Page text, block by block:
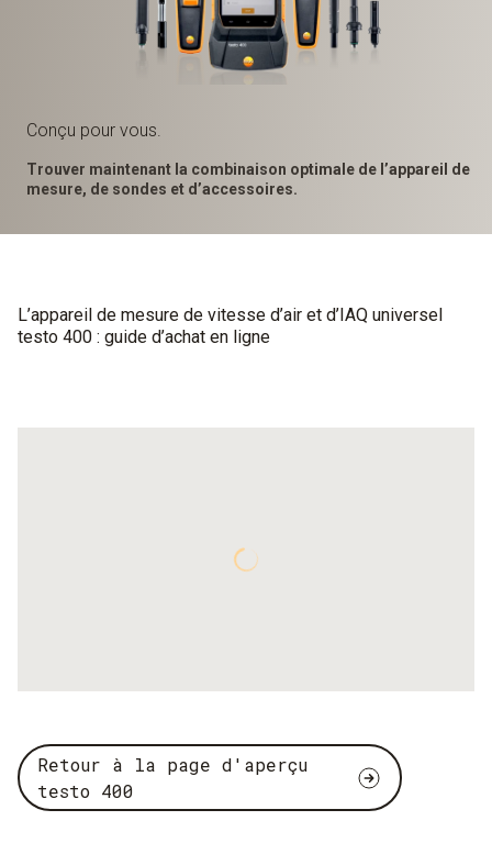
Conçu pour vous.
Trouver maintenant la combinaison optimale de l’appareil de
mesure, de sondes et d’accessoires.
L’appareil de mesure de vitesse d’air et d’IAQ universel
testo 400 : guide d’achat en ligne
Retour à la page d'aperçu
testo 400